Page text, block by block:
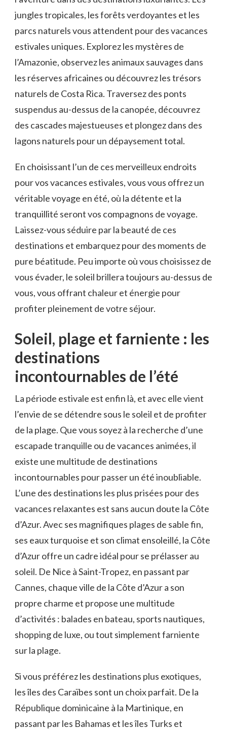
jungles tropicales, les ⁤forêts verdoyantes et les
parcs naturels vous attendent pour des vacances
estivales uniques. Explorez ⁣les mystères de
l’Amazonie, observez les animaux​ sauvages dans⁢
les⁢ réserves africaines ou découvrez les trésors
naturels de Costa⁣ Rica. Traversez ​des ponts
suspendus au-dessus de ‍la canopée, découvrez
des ⁢cascades majestueuses et plongez dans des
lagons naturels ‌pour un dépaysement total.
En choisissant l’un de ces merveilleux endroits⁤
pour vos vacances estivales, vous vous⁢ offrez un
⁤véritable voyage en été, où ​la détente et la
tranquillité seront ​vos ​compagnons ‌de voyage.
Laissez-vous séduire par la ‍beauté de ces
destinations et embarquez pour des moments de
pure béatitude. Peu importe où vous choisissez de
vous évader, le soleil brillera toujours ⁢au-dessus de
vous,⁤ vous ⁢offrant chaleur ​et énergie pour
profiter pleinement de votre séjour.
Soleil, plage et farniente : les
destinations
incontournables de l’été
La période estivale est enfin là, et avec elle vient
⁣l’envie de se détendre sous⁢ le soleil et de profiter
de la plage.‌ Que⁤ vous soyez à la recherche d’une
escapade tranquille ou de vacances animées, il
existe une multitude de destinations
incontournables ​pour⁤ passer un été inoubliable.
L’une des destinations les plus prisées​ pour des
vacances relaxantes est sans aucun doute ​la ‍Côte
d’Azur. Avec ses magnifiques plages de sable fin,
ses eaux turquoise et son climat ensoleillé, la Côte‍
d’Azur offre un cadre idéal pour se ⁢prélasser au
soleil. De Nice à Saint-Tropez, en passant⁣ par
Cannes, chaque ⁢ville ‍de la Côte d’Azur a son
propre charme et propose une⁢ multitude‍
d’activités ⁣: balades en bateau, sports nautiques,
shopping de luxe, ou tout‍ simplement farniente
sur la plage.
Si vous préférez les destinations​ plus⁣ exotiques,
les îles des Caraïbes sont un choix⁤ parfait. ‌De la
République dominicaine à la Martinique, en
passant par ‍les Bahamas et les îles Turks et⁣